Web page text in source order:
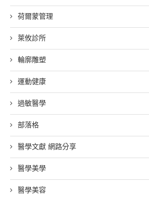
荷爾蒙管理
萊攸診所
輪廓雕塑
運動健康
過敏醫學
部落格
醫學文獻 網路分享
醫學美學
醫學美容